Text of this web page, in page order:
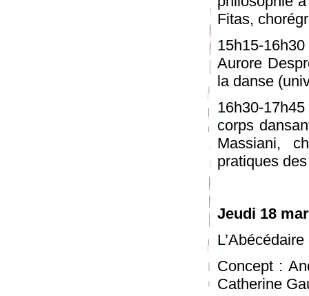
Fitas,
15h15-
Aurore
la danse
16h30-
corps
Massiani,
pratiques
Jeudi 18
Concept :
Catherine